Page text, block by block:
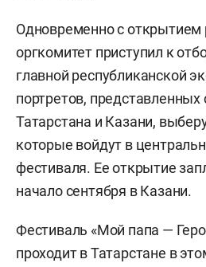
Одновременно с
оргкомитет приступил к
главной республиканской
портретов, представленных
Татарстана и Казани,
которые войдут в
фестиваля. Ее открытие
начало сентября в Казани.
Фестиваль «Мой папа —
проходит в Татарстане в